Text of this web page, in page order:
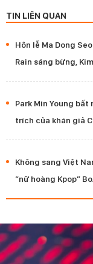
TIN LIÊN QUAN
Hôn lễ Ma Dong
Rain sáng bừng,
Park Min Young
trích của khán giả
Không sang Việt
“nữ hoàng Kpop”